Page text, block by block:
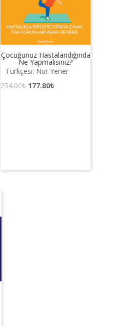
Çocuğunuz Hastalandığında
Ne Yapmalısınız?
Türkçesi: Nur Yener
254.00₺ Orijinal
177.80₺Şu